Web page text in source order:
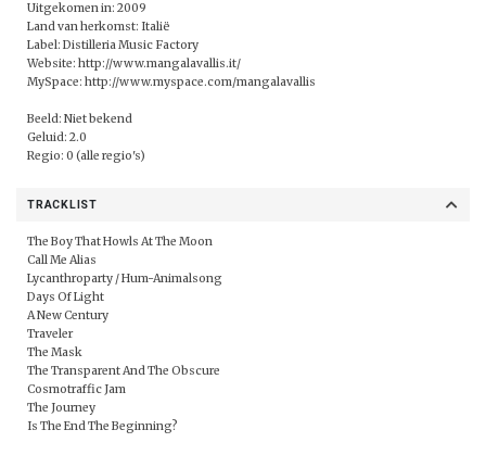
Uitgekomen in: 2009
Land van herkomst: Italië
Label: Distilleria Music Factory
Website: http://www.mangalavallis.it/
MySpace: http://www.myspace.com/mangalavallis
Beeld: Niet bekend
Geluid: 2.0
Regio: 0 (alle regio's)
TRACKLIST
The Boy That Howls At The Moon
Call Me Alias
Lycanthroparty / Hum-Animalsong
Days Of Light
A New Century
Traveler
The Mask
The Transparent And The Obscure
Cosmotraffic Jam
The Journey
Is The End The Beginning?